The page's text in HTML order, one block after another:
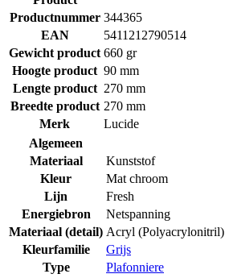
Productnummer 344365
EAN
5411212790514
Gewicht product 660 gr
Hoogte product 90 mm
Lengte product 270 mm
Breedte product 270 mm
Merk
Lucide
Algemeen
Materiaal
Kunststof
Kleur
Mat chroom
Lijn
Fresh
Energiebron
Netspanning
Materiaal (detail) Acryl (Polyacrylonitril)
Kleurfamilie
Grijs
Type
Plafonniere